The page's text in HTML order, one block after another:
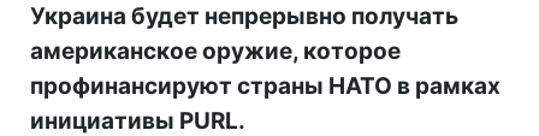
Украина будет непрерывно получать
американское оружие, которое
профинансируют страны НАТО в рамках
инициативы PURL.